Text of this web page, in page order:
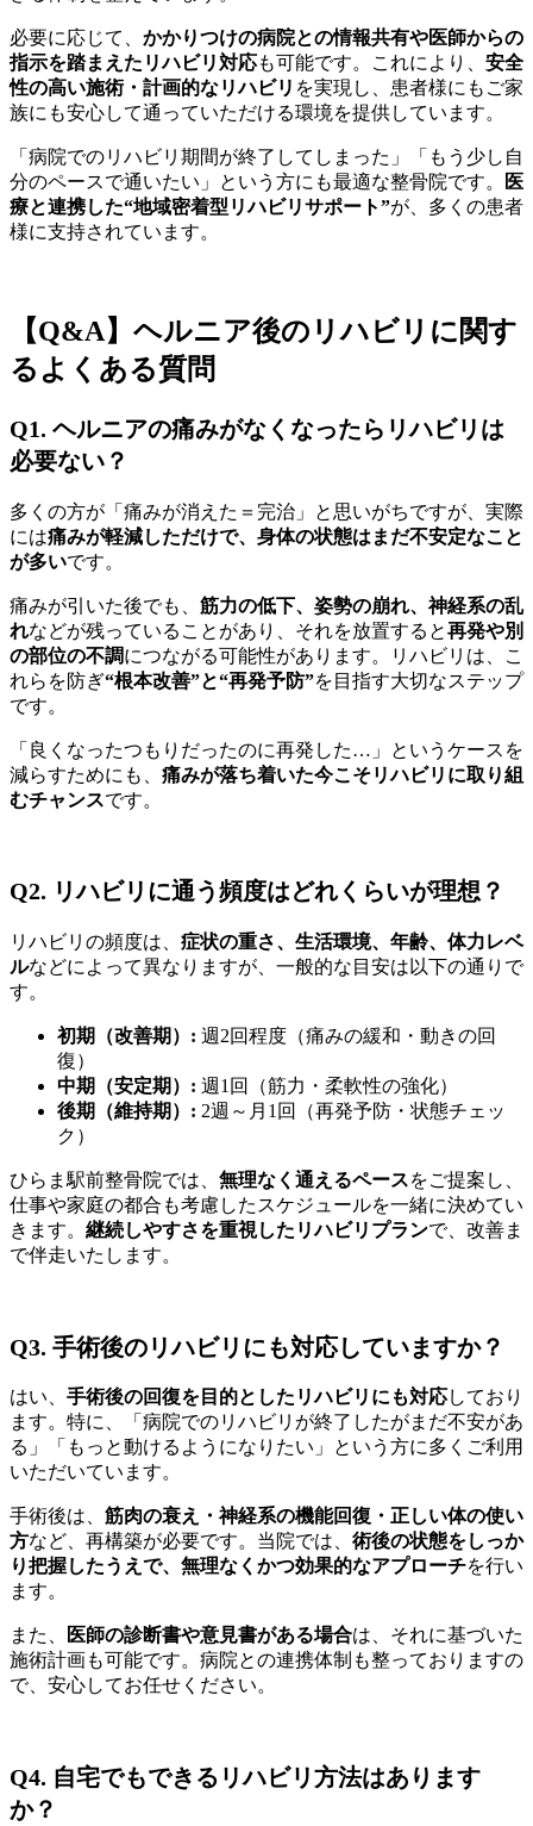
必要に応じて、 かかりつけの病院との情報共有や医師からの
指示を踏まえたリハビリ対応も可能です。これにより、 安全
性の高い施術・計画的なリハビリ を実現し、患者様にもご家
族にも安心して通っていただける環境を提供しています。
「病院でのリハビリ期間が終了してしまった」「もう少し自
分のペースで通いたい」という方にも最適な整骨院です。
医
療と連携した“地域密着型リハビリサポート”が、多くの患者
様に支持されています。
【Q&A】ヘルニア後のリハビリに関す
るよくある質問
Q1. ヘルニアの痛みがなくなったらリハビリは
必要ない？
多くの方が「痛みが消えた＝完治」と思いがちですが、実際
には痛みが軽減しただけで、身体の状態はまだ不安定なこと
が多いです。
痛みが引いた後でも、 筋力の低下、姿勢の崩れ、神経系の乱
れなどが残っていることがあり、それを放置すると再発や別
の部位の不調につながる可能性があります。リハビリは、こ
れらを防ぎ“根本改善”と“再発予防”を目指す大切なステップ
です。
「良くなったつもりだったのに再発した…」というケースを
減らすためにも、 痛みが落ち着いた今こそリハビリに取り組
むチャンスです。
Q2. リハビリに通う頻度はどれくらいが理想？
リハビリの頻度は、 症状の重さ、生活環境、年齢、体力レベ
ルなどによって異なりますが、一般的な目安は以下の通りで
す。
初期（改善期）: 週2回程度（痛みの緩和・動きの回
復）
中期（安定期）: 週1回（筋力・柔軟性の強化）
後期（維持期）: 2週～月1回（再発予防・状態チェッ
ク）
ひらま駅前整骨院では、 無理なく通えるペースをご提案し、
仕事や家庭の都合も考慮したスケジュールを一緒に決めてい
きます。 継続しやすさを重視したリハビリプランで、改善ま
で伴走いたします。
Q3. 手術後のリハビリにも対応していますか？
はい、 手術後の回復を目的としたリハビリにも対応しており
ます。特に、「病院でのリハビリが終了したがまだ不安があ
る」「もっと動けるようになりたい」という方に多くご利用
いただいています。
手術後は、 筋肉の衰え・神経系の機能回復・正しい体の使い
方など、再構築が必要です。当院では、 術後の状態をしっか
り把握したうえで、無理なくかつ効果的なアプローチを行い
ます。
また、 医師の診断書や意見書がある場合は、それに基づいた
施術計画も可能です。病院との連携体制も整っておりますの
で、安心してお任せください。
Q4. 自宅でもできるリハビリ方法はあります
か？